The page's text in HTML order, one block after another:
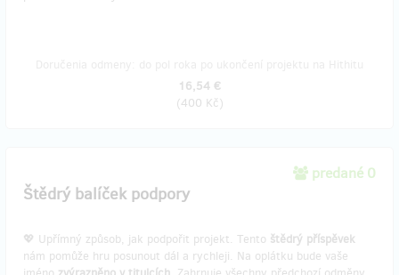
16,54 €
(400 Kč)
predané 0
Štědrý balíček podpory
💖 Upřímný způsob, jak podpořit projekt. Tento štědrý příspěvek
nám pomůže hru posunout dál a rychleji. Na oplátku bude vaše